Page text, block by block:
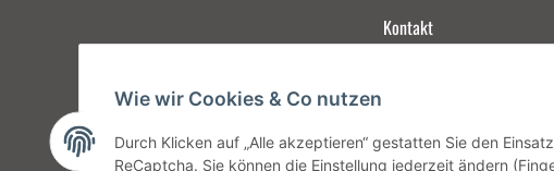
Kontakt
Wie wir Cookies & Co nutzen
Durch Klicken auf „Alle akzeptieren“ gestatten Sie den
ReCaptcha. Sie können die Einstellung jederzeit ändern